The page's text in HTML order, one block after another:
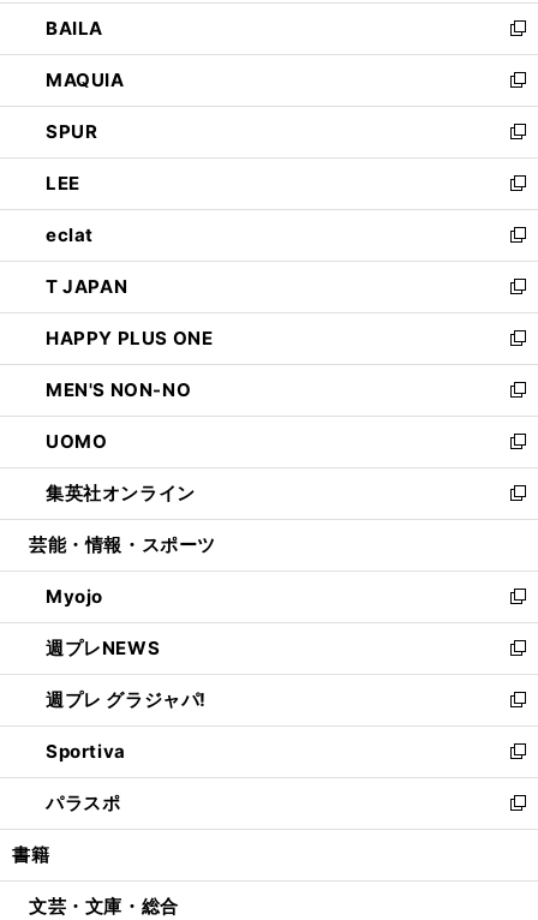
く
ウ
ィ
ン
ド
ウ
で
開
く
し
い
ウ
ィ
ン
ド
ウ
で
開
く
BAILA
新
し
い
ウ
ィ
ン
ド
ウ
で
開
く
MAQUIA
新
し
い
ウ
ィ
ン
ド
ウ
で
開
く
SPUR
新
し
い
ウ
ィ
ン
ド
ウ
で
開
く
LEE
新
し
い
ウ
ィ
ン
ド
ウ
で
開
く
eclat
新
し
い
ウ
ィ
ン
ド
ウ
で
開
く
T JAPAN
新
し
い
ウ
ィ
ン
ド
ウ
で
開
HAPPY PLUS ONE
新
し
い
ウ
ィ
ン
ド
ウ
開
く
MEN'S NON-NO
新
し
い
ウ
ィ
ン
ウ
で
開
く
UOMO
新
し
い
ウ
ン
ド
ウ
で
開
く
集英社オンライン
新
し
ウ
ィ
ン
ド
ウ
で
開
く
芸能・情報・スポーツ
Myojo
新
し
い
ウ
ィ
ン
ド
ウ
で
開
週プレNEWS
新
し
い
ウ
ィ
ン
ド
ウ
開
週プレ グラジャパ!
新
し
い
ウ
ィ
ン
ウ
Sportiva
新
し
い
ウ
ン
パラスポ
新
し
ウ
書籍
文芸・文庫・総合